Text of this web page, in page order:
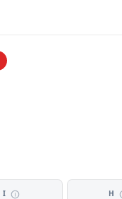
Ι Η